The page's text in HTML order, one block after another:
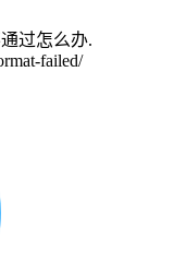
过怎么办.
failed/